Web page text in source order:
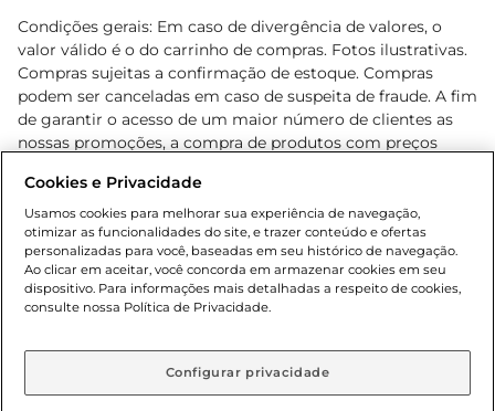
Condições gerais: Em caso de divergência de valores, o
valor válido é o do carrinho de compras. Fotos ilustrativas.
Compras sujeitas a confirmação de estoque. Compras
podem ser canceladas em caso de suspeita de fraude. A fim
de garantir o acesso de um maior número de clientes as
nossas promoções, a compra de produtos com preços
cliente. Os preços, ofertas e condições são exclusivos para
o e-commerce e válidos durante o dia de hoje, podendo
sofrer alterações sem prévia notificação. Proibida a venda
de bebidas alcoólicas para menores de 18 anos, conforme
Lei n.º 8069/90, art. 81, inciso II (Estatuto da Criança e do
Adolescente). Preços e condições exclusivos para o
aviso prévio. O valor mínimo para as compras on-line é de
Cookies e Privacidade
Usamos cookies para melhorar sua experiência de navegação,
otimizar as funcionalidades do site, e trazer conteúdo e ofertas
personalizadas para você, baseadas em seu histórico de navegação.
Ao clicar em aceitar, você concorda em armazenar cookies em seu
dispositivo. Para informações mais detalhadas a respeito de cookies,
consulte nossa Política de Privacidade.
Configurar privacidade